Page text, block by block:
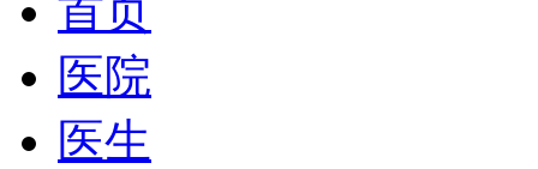
首页
医院
医生